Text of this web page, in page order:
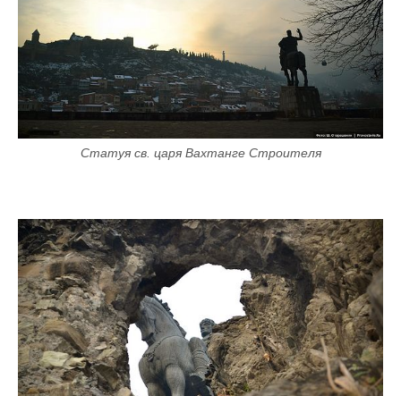
Статуя св. царя Вахтанге Строителя